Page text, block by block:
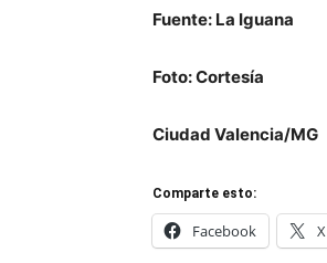
Fuente: La Iguana
Foto: Cortesía
Ciudad Valencia/MG
Comparte esto:
Facebook X